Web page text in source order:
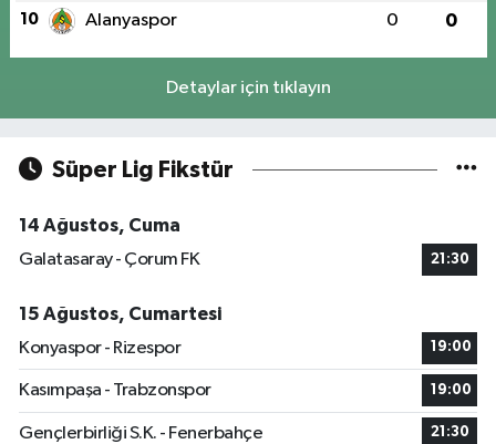
10 Alanyaspor 0 0
Detaylar için tıklayın
Süper Lig Fikstür
14 Ağustos, Cuma
Galatasaray - Çorum FK
21:30
15 Ağustos, Cumartesi
Konyaspor - Rizespor
19:00
Kasımpaşa - Trabzonspor 19:00
Gençlerbirliği S.K. - Fenerbahçe 21:30